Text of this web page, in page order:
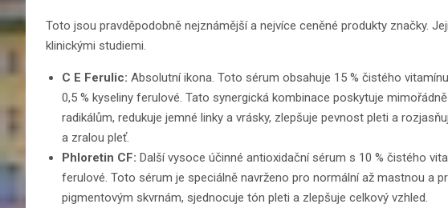
Toto jsou pravděpodobně nejznámější a nejvíce ceněné produkty značky.
klinickými studiemi.
C E Ferulic: Absolutní ikona. Toto sérum obsahuje 15 % čistého
0,5 % kyseliny ferulové. Tato synergická kombinace poskytuje
radikálům, redukuje jemné linky a vrásky, zlepšuje pevnost pleti a
a zralou pleť.
Phloretin CF: Další vysoce účinné antioxidační sérum s 10 % čistého
ferulové. Toto sérum je speciálně navrženo pro normální až mastnou a
pigmentovým skvrnám, sjednocuje tón pleti a zlepšuje celkový vzhled.